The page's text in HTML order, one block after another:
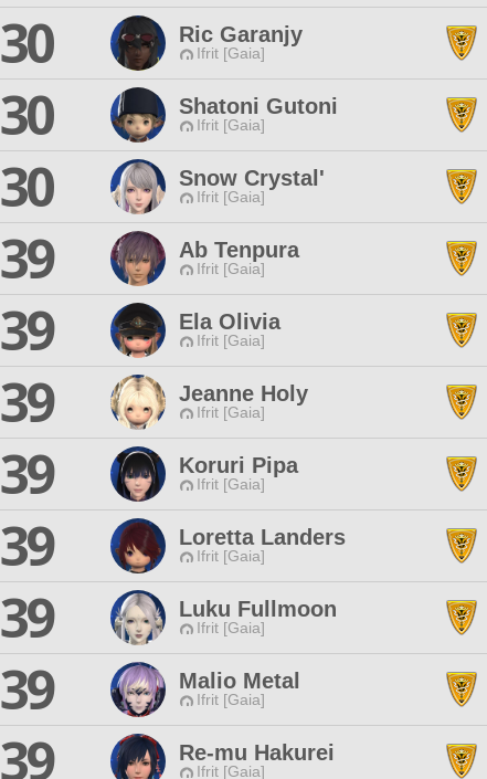
30
Ric Garanjy
Ifrit [Gaia]
30
Shatoni Gutoni
Ifrit [Gaia]
30
Snow Crystal'
Ifrit [Gaia]
39
Ab Tenpura
Ifrit [Gaia]
39
Ela Olivia
Ifrit [Gaia]
39
Jeanne Holy
Ifrit [Gaia]
39
Koruri Pipa
Ifrit [Gaia]
39
Loretta Landers
Ifrit [Gaia]
39
Luku Fullmoon
Ifrit [Gaia]
39
Malio Metal
Ifrit [Gaia]
39
Re-mu Hakurei
Ifrit [Gaia]